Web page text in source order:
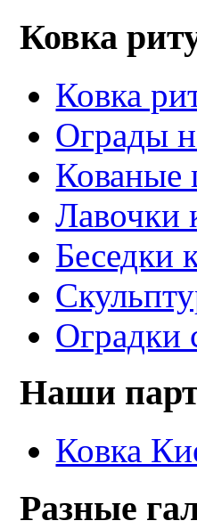
Ковка
Ковка
Ограды
Кованые
Лавочки
Беседки
Оградки
Наши
Ковка
Разные